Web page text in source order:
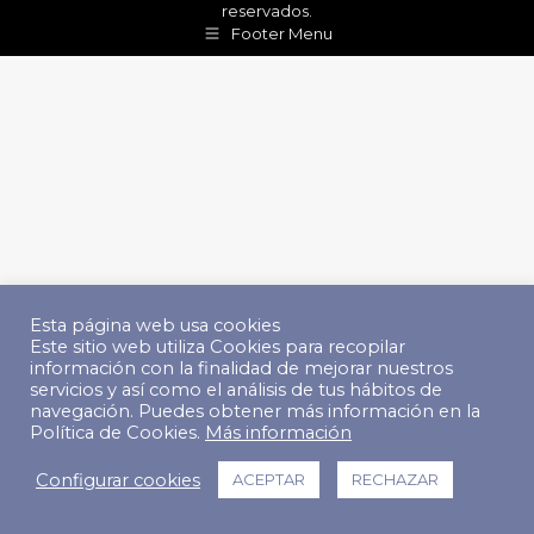
reservados.
Footer Menu
Esta página web usa cookies
Este sitio web utiliza Cookies para recopilar
información con la finalidad de mejorar nuestros
servicios y así como el análisis de tus hábitos de
navegación. Puedes obtener más información en la
Política de Cookies. Más información
Configurar cookies ACEPTAR RECHAZAR